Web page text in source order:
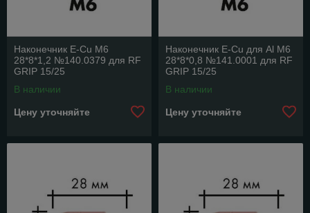
Наконечник E-Cu M6
28*8*1,2 №140.0379 для RF
GRIP 15/25
В наличии
Цену уточняйте
Наконечник E-Cu для Аl M6
28*8*0,8 №141.0001 для RF
GRIP 15/25
В наличии
Цену уточняйте